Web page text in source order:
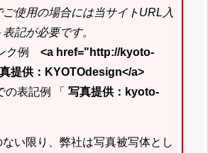
使用の場合には当サイトURL入
記が必要です。
ク例 <a href="http://kyoto-
提供：KYOTOdesign</a>
表記例 「 写真提供：kyoto-
い限り、弊社は写真被写体とし